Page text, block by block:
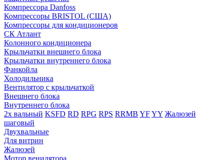
Компрессора Danfoss
Компрессоры BRISTOL (США)
Компрессоры для кондиционеров
СК Атлант
Колонного кондиционера
Крыльчатки внешнего блока
Крыльчатки внутреннего блока
Фанкойла
Холодильника
Вентилятор с крыльчаткой
Внешнего блока
Внутреннего блока
2х вальный KSFD RD RPG RPS RRMB YFYY Жалюзей
шаговый
Двухвальные
Для витрин
Жалюзей
Мотор венилятора